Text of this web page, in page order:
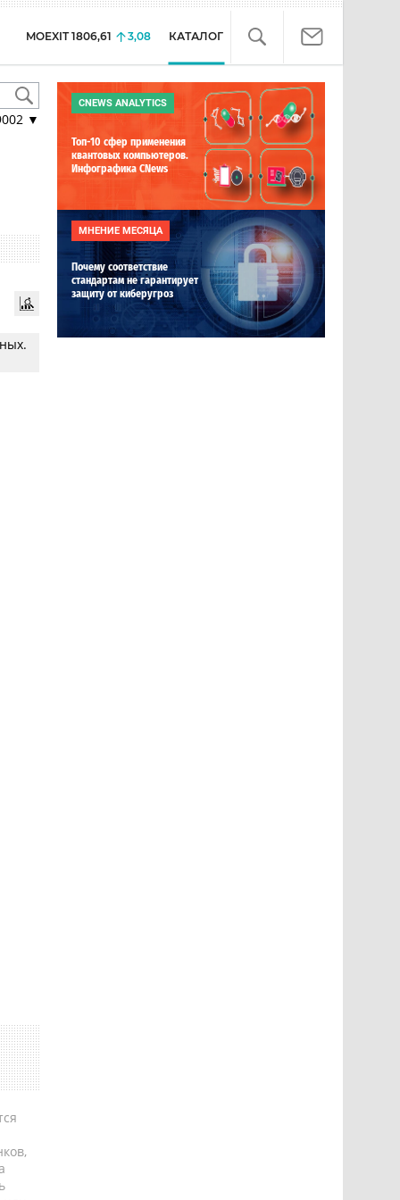
MOEXIT 1806,61 3,08 КАТАЛОГ
▼
CNEWS ANALYTICS
Топ-10 сфер применения
квантовых компьютеров.
Инфографика CNews
МНЕНИЕ МЕСЯЦА
Почему соответствие
стандартам не гарантирует
защиту от киберугроз